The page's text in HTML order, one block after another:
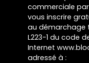
commerciale
vous inscrire
au démarchage
L223-1 du code
Internet
adressé à :